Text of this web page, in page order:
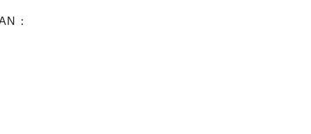
：